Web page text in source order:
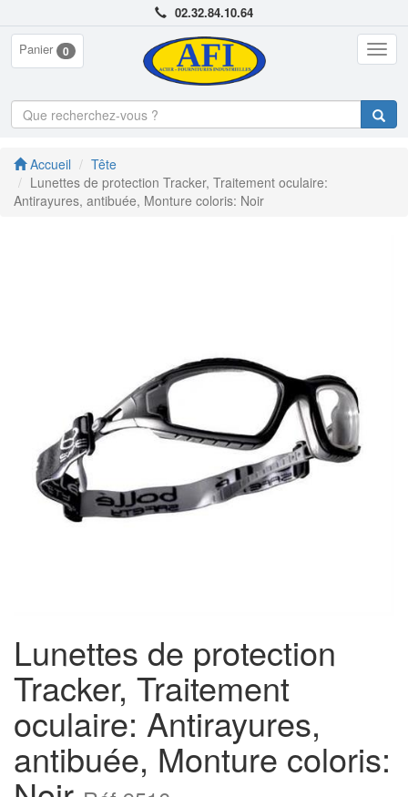
02.32.84.10.64
Panier 0
Accueil
Tête
Lunettes de protection Tracker, Traitement oculaire:
Antirayures, antibuée, Monture coloris: Noir
Lunettes de protection
Tracker, Traitement
oculaire: Antirayures,
antibuée, Monture coloris: